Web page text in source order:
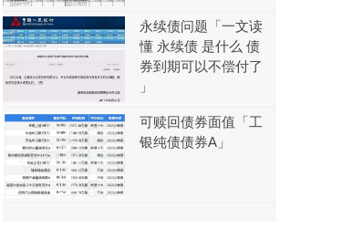
永续债问题「一文读
懂 永续债 是什么 债
券到期可以不偿付了
」
可赎回债券面值「工
银纯债债券A」